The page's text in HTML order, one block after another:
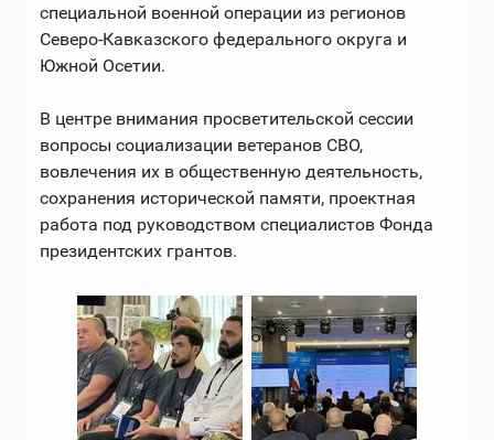
специальной военной операции из регионов
Северо-Кавказского федерального округа и
Южной Осетии.
В центре внимания просветительской сессии
вопросы социализации ветеранов СВО,
вовлечения их в общественную деятельность,
сохранения исторической памяти, проектная
работа под руководством специалистов Фонда
президентских грантов.